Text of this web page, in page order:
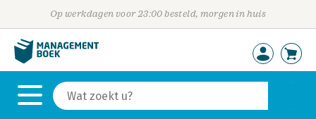
Op werkdagen voor 23:00 besteld, morgen in huis